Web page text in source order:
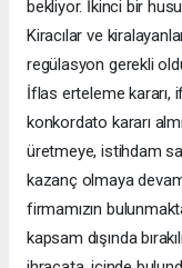
bekliyor. İkinci bir
Kiracılar ve
regülasyon gerekli
İflas erteleme kararı,
konkordato kararı
üretmeye, istihdam
kazanç olmaya
firmamızın
kapsam dışında